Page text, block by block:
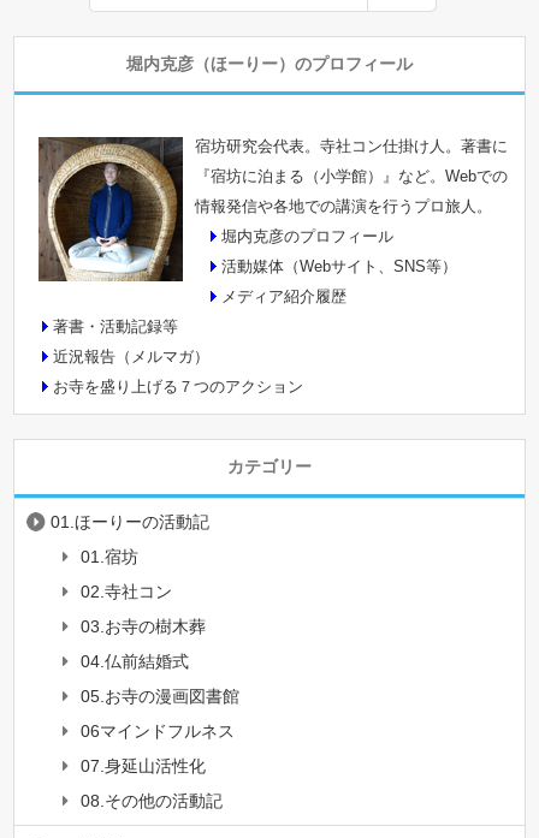
堀内克彦（ほーりー）のプロフィール
宿坊研究会代表。寺社コン仕掛け人。著書に
『宿坊に泊まる（小学館）』など。Webでの
情報発信や各地での講演を行うプロ旅人。
堀内克彦のプロフィール
活動媒体（Webサイト、SNS等）
メディア紹介履歴
著書・活動記録等
近況報告（メルマガ）
お寺を盛り上げる７つのアクション
カテゴリー
01.ほーりーの活動記
01.宿坊
02.寺社コン
03.お寺の樹木葬
04.仏前結婚式
05.お寺の漫画図書館
06マインドフルネス
07.身延山活性化
08.その他の活動記